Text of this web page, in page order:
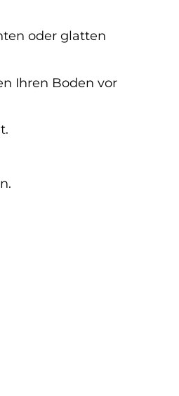
oder glatten
Ihren Boden vor